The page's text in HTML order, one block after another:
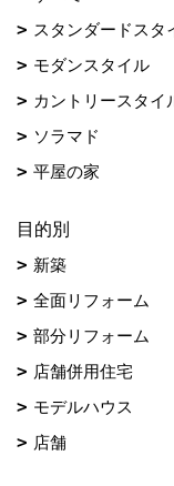
スタンダードスタ
モダンスタイル
カントリースタイ
ソラマド
平屋の家
目的別
新築
全面リフォーム
部分リフォーム
店舗併用住宅
モデルハウス
店舗